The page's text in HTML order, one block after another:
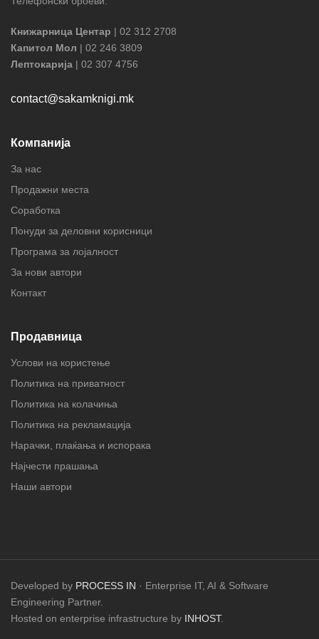
Книжарница Центар | 02 312 2708
Капитол Мол | 02 246 3809
Лептокарија | 02 307 4756
contact@sakamknigi.mk
Компанија
За нас
Продажни места
Соработка
Понуди за деловни корисници
Програма за лојалност
За нови автори
Контакт
Продавница
Услови на користење
Политика на приватност
Политика на колачиња
Политика на рекламација
Нарачки, плаќања и испорака
Најчести прашања
Наши автори
Developed by PROCESS IN · Enterprise IT, AI & Software
Engineering Partner.
Hosted on enterprise infrastructure by INHOST.